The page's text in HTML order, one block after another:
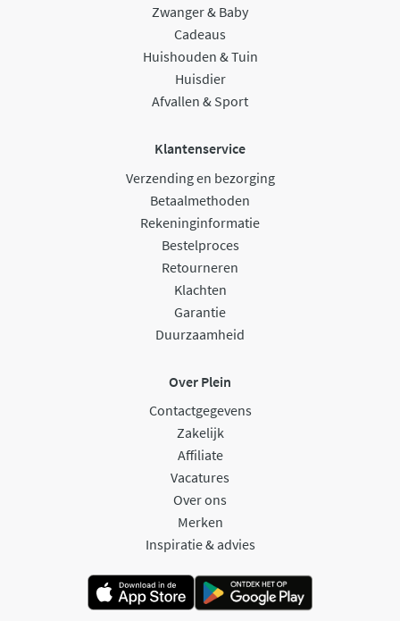
Zwanger & Baby
Cadeaus
Huishouden & Tuin
Huisdier
Afvallen & Sport
Klantenservice
Verzending en bezorging
Betaalmethoden
Rekeninginformatie
Bestelproces
Retourneren
Klachten
Garantie
Duurzaamheid
Over Plein
Contactgegevens
Zakelijk
Affiliate
Vacatures
Over ons
Merken
Inspiratie & advies